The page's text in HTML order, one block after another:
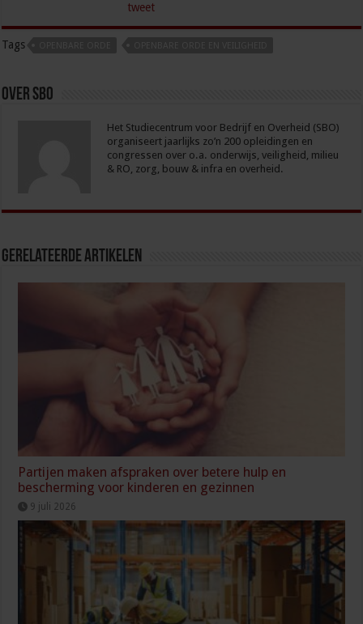
tweet
Tags
Over sbo
Het Studiecentrum voor Bedrijf en Overheid (SBO)
organiseert jaarlijks zo’n 200 opleidingen en
congressen over o.a. onderwijs, veiligheid, milieu
& RO, zorg, bouw & infra en overheid.
Gerelateerde Artikelen
Partijen maken afspraken over betere hulp en
bescherming voor kinderen en gezinnen
9 juli 2026